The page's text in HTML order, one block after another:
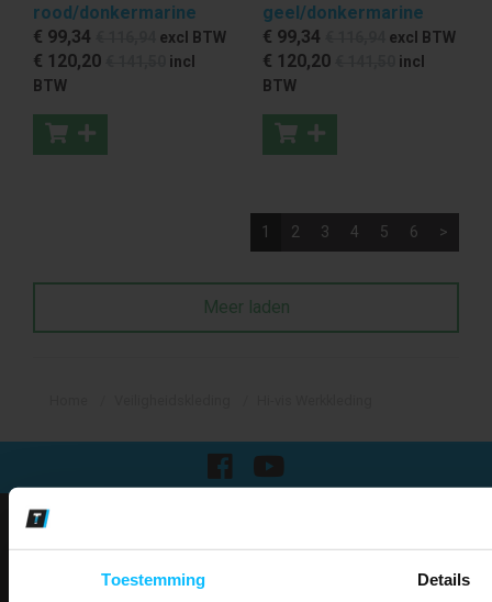
Toestemming Details
rood/donkermarine
€ 99,34 excl BTW
€ 120,20
incl
BTW
geel/donkermarine
€ 99,34 excl BTW
€ 120,20
incl
BTW
1 2 3 4 5 6 >
Meer laden
Over Mascotshop